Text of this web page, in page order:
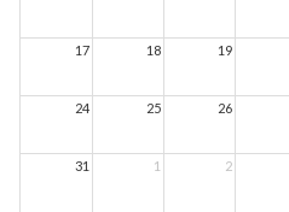
17 18 19
24 25 26
31 1 2